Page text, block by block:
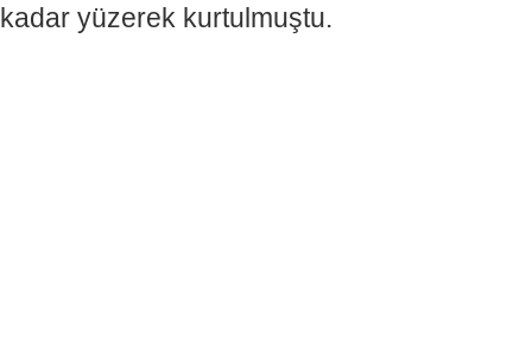
kadar yüzerek kurtulmuştu.